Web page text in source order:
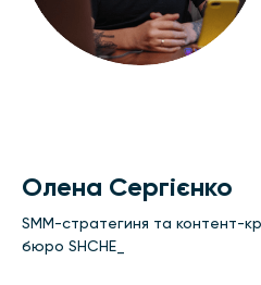
Олена Сергієнко
SMM-стратегиня та контент-
бюро SHCHE_